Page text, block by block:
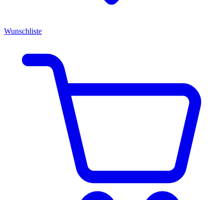
Wunschliste